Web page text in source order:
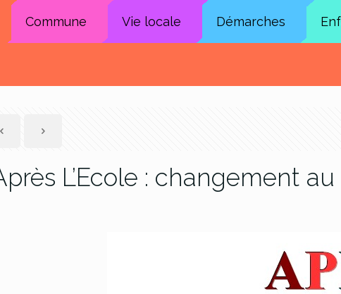
Commune Vie locale Démarches
L’Ecole : changement